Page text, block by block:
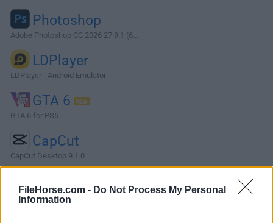
FileHorse.com - Do Not Process My Personal
Information
Photoshop
Adobe Photoshop CC 2026 27.9.1 (6...
LDPlayer
LDPlayer - Android Emulator
GTA 6
GTA 6 for PS5
CapCut
CapCut Desktop 9.1.0